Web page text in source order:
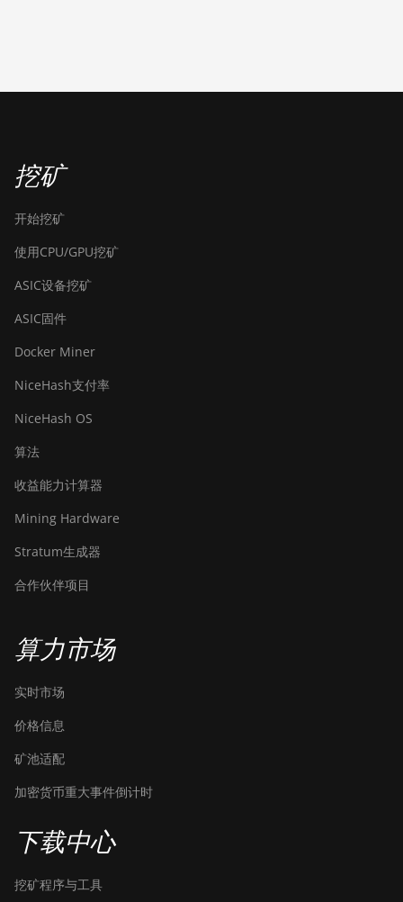
Baikal Giant+
Bitdeer SealMiner A3 Air
Bitdeer SealMiner A3 Hydro
Bitdeer SealMiner A3 Pro Hydro
Bitdeer SealMiner A4 Pro Air
Bitdeer SealMiner A4 Pro Hydro
Bitdeer SealMiner DL1 Air
Bitdeer SealMiner DL1 Hydro
Bitmain Antminer AL1
Canaan Avalon A15-194T
Canaan Avalon A1566I
Canaan Avalon Made A1346
Canaan Avalon Made A1366
Canaan Avalon Made A1446
Canaan Avalon Made A1466
挖矿
开始挖矿
使用CPU/GPU挖矿
ASIC设备挖矿
ASIC固件
Docker Miner
NiceHash支付率
NiceHash OS
算法
收益能力计算器
Mining Hardware
Stratum生成器
合作伙伴项目
算力市场
实时市场
价格信息
矿池适配
加密货币重大事件倒计时
下载中心
挖矿程序与工具